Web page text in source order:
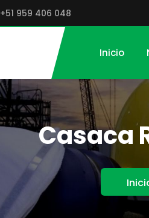
+51 959 406 048
Inicio
Casaca